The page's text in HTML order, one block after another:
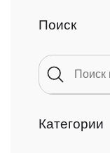
Поиск
Категории